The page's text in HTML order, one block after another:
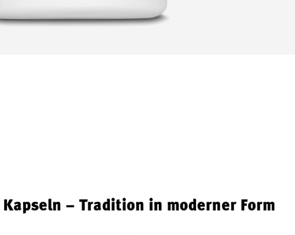
– Tradition in moderner Form